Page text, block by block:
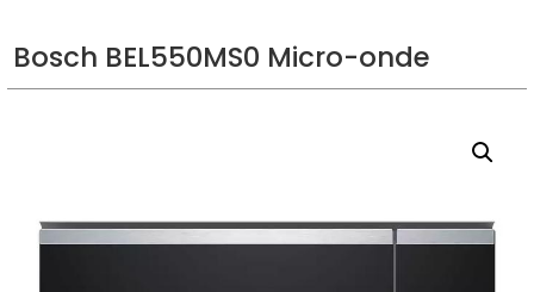
Bosch BEL550MS0 Micro-onde